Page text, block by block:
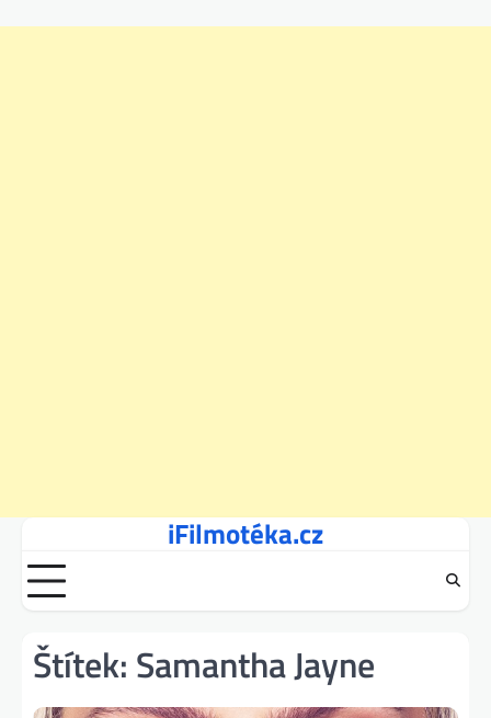
content
iFilmotéka.cz
Štítek: Samantha Jayne